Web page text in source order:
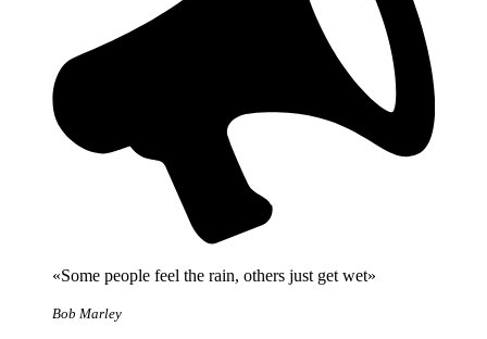
«Some people feel the rain, others just get wet»
Bob Marley